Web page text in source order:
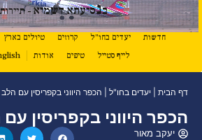
בנסיעתא דשמיא- תיירות
חדשות יעדים בחו"ל קרוזים טיולים בארץ
לייף סטייל
טיפים אודות English
דף הבית|יעדים בחו"ל|הכפר היווני בקפריסין עם הלב
הכפר היווני בקפריסין עם
יעקב מאור